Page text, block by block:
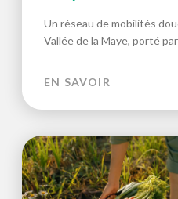
Un réseau de mobilités
Vallée de la Maye, porté
EN SAVOIR